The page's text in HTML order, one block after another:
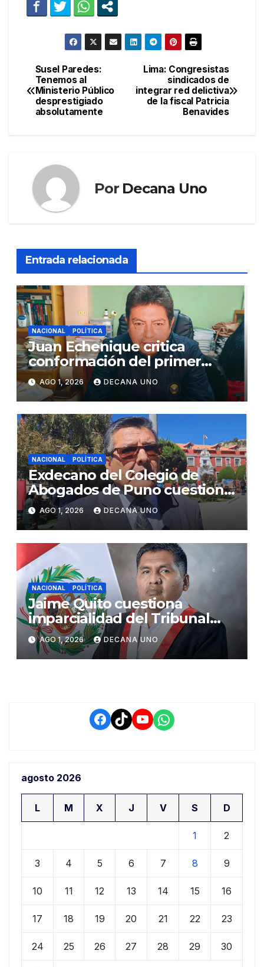
Navegación
de
Lima: Congresistas
sindicados de
integrar red delictiva
de la fiscal Patricia
Benavides
Susel Paredes:
Tenemos al
Ministerio Público
desprestigiado
absolutamente
Por Decana Uno
Entrada relacionada
NACIONAL POLÍTICA
Juan Echenique critica
conformación del primer
gabinete ministerial de Keiko
Fujimori
AGO 1, 2026 DECANA UNO
NACIONAL POLÍTICA
Exdecano del Colegio de
Abogados de Puno cuestiona
propuestas sobre seguridad
ciudadana
AGO 1, 2026 DECANA UNO
NACIONAL POLÍTICA
Jaime Quito cuestiona
imparcialidad del Tribunal
Constitucional tras liberación
de Ollanta Humala
AGO 1, 2026 DECANA UNO
Facebook
TikTokYouTube
WhatsApp
agosto 2026
L M X J V S D
1 2
3 4 5 6 7 8 9
10 11 12 13 14 15 16
17 18 19 20 21 22 23
24 25 26 27 28 29 30